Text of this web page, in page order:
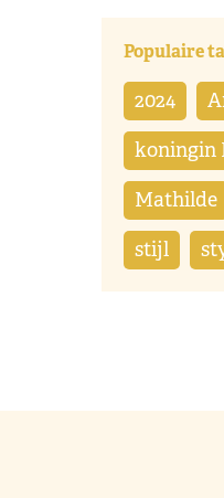
Populaire
2024
koningin
Mathilde
stijl